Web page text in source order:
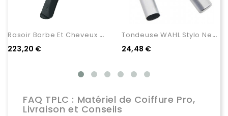
R
Asoir Barbe Et Cheveux KASHO
223,20 €
T
Ondeuse WAHL Stylo Nez...
24,48 €
FAQ TPLC : Matériel de Coiffure Pro,
Livraison et Conseils